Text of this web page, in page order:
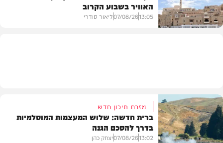
פוליטי
האוויר בשבוע הקרוב
13:05
07/08/26ליאור סודרי
מזרח תיכון חדש
ברית חדשה: שלוש המעצמות המוסלמיות
בדרך להסכם הגנה
13:02
07/08/26יצחק כהן